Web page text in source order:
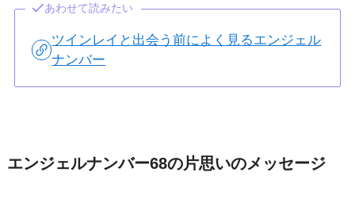
あわせて読みたい
ツインレイと出会う前によく見るエンジェル
ナンバー
エンジェルナンバー68の片思いのメッセージ